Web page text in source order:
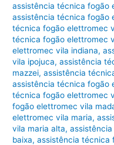
assistência técnica fogão
assistência técnica fogão
técnica fogão elettromec
técnica fogão elettromec
elettromec vila indiana,
vila ipojuca,assistência
mazzei,assistência
assistência técnica fogão
técnica fogão elettromec
fogão elettromec vila
elettromec vila maria,
vila maria alta,
baixa,assistência técnica